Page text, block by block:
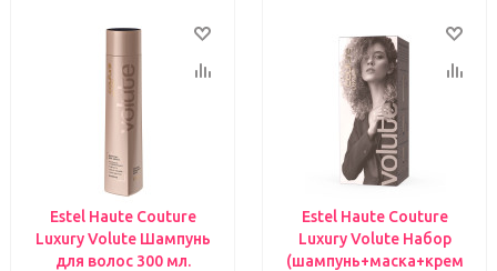
Estel Haute Couture
Luxury Volute Шампунь
для волос 300 мл.
Estel Haute Couture
Luxury Volute Набор
(шампунь+маска+крем